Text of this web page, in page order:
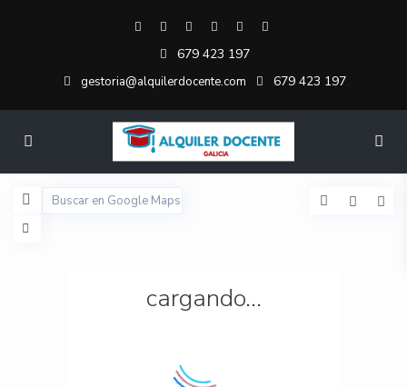
679 423 197
gestoria@alquilerdocente.com 679 423 197
cargando...